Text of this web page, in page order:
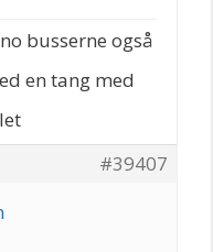
busserne også
en tang med
#39407